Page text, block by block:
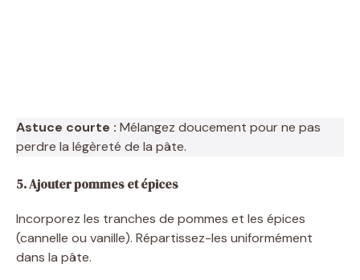
Astuce courte : Mélangez doucement pour ne pas
perdre la légèreté de la pâte.
5. Ajouter pommes et épices
Incorporez les tranches de pommes et les épices
(cannelle ou vanille). Répartissez-les uniformément
dans la pâte.